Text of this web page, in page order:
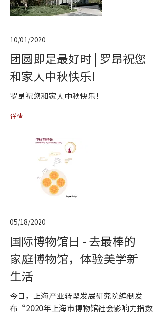
10/01/2020
团圆即是最好时 | 罗昂祝您
和家人中秋快乐!
罗昂祝您和家人中秋快乐!
详情
05/18/2020
国际博物馆日 - 去最棒的
家庭博物馆，体验美学新
生活
今日，上海产业转型发展研究院编制发
布“2020年上海市博物馆社会影响力指数